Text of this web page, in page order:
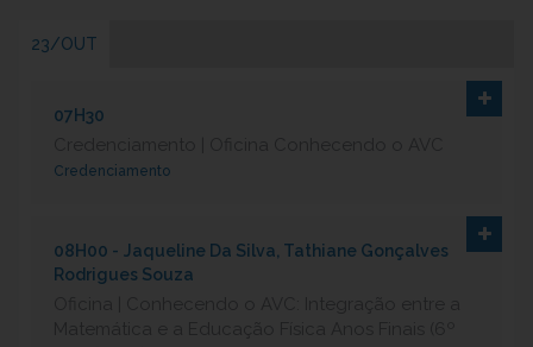
23/OUT
07H30
Credenciamento
08H00 - Jaqueline Da Silva, Tathiane Gonçalves
Rodrigues Souza